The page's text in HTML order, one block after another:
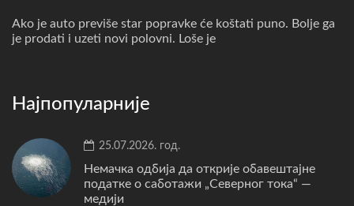
Ako je auto previše star popravke će koštati puno. Bolje ga
je prodati i uzeti novi polovni. Loše je
Најпопуларније
25.07.2026. год.
Немачка одбија да открије обавештајне
податке о саботажи „Северног тока“ —
медији